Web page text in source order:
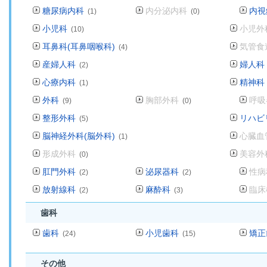
糖尿病内科 (1) 内分泌内科 (0)
内
小児科 (10)
小児外
耳鼻科(耳鼻咽喉科) (4)
気管食
産婦人科 (2)
婦人科
心療内科 (1)
精神科
外科 (9) 胸部外科 (0)
呼
整形外科 (5)
リハビ
脳神経外科(脳外科) (1)
心臓血
形成外科 (0)
美容外
肛門外科 (2) 泌尿器科 (2)
性
放射線科 (2) 麻酔科 (3) 臨
歯科
歯科 (24) 小児歯科 (15) 矯
その他